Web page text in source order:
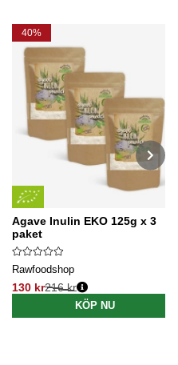
40%
Agave Inulin EKO 125g x 3
paket
Rawfoodshop
130 kr
Ordinarie pris:
216 kr
KÖP NU